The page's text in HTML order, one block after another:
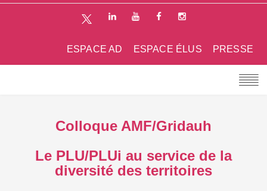
PRESSE
ESPACE ÉLUS
ESPACE AD
Colloque AMF/Gridauh
Le PLU/PLUi au service de la
diversité des territoires